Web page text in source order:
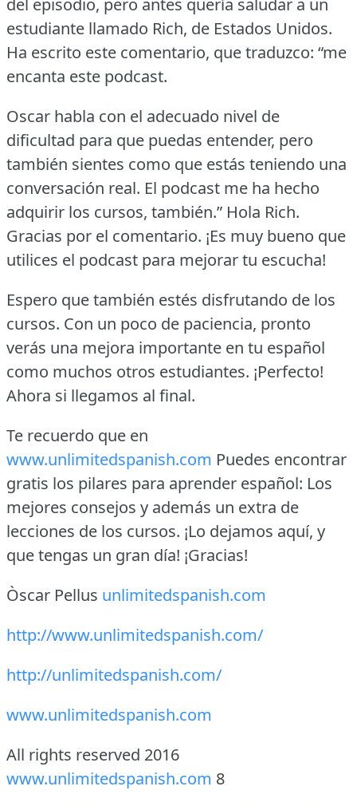
del episodio, pero antes quería saludar a un
estudiante llamado Rich, de Estados Unidos.
Ha escrito este comentario, que traduzco: “me
encanta este podcast.
Oscar habla con el adecuado nivel de
dificultad para que puedas entender, pero
también sientes como que estás teniendo una
conversación real. El podcast me ha hecho
adquirir los cursos, también.” Hola Rich.
Gracias por el comentario. ¡Es muy bueno que
utilices el podcast para mejorar tu escucha!
Espero que también estés disfrutando de los
cursos. Con un poco de paciencia, pronto
verás una mejora importante en tu español
como muchos otros estudiantes. ¡Perfecto!
Ahora si llegamos al final.
Te recuerdo que en
www.unlimitedspanish.com Puedes encontrar
gratis los pilares para aprender español: Los
mejores consejos y además un extra de
lecciones de los cursos. ¡Lo dejamos aquí, y
que tengas un gran día! ¡Gracias!
Òscar Pellus unlimitedspanish.com
http://www.unlimitedspanish.com/
http://unlimitedspanish.com/
www.unlimitedspanish.com
All rights reserved 2016
www.unlimitedspanish.com 8